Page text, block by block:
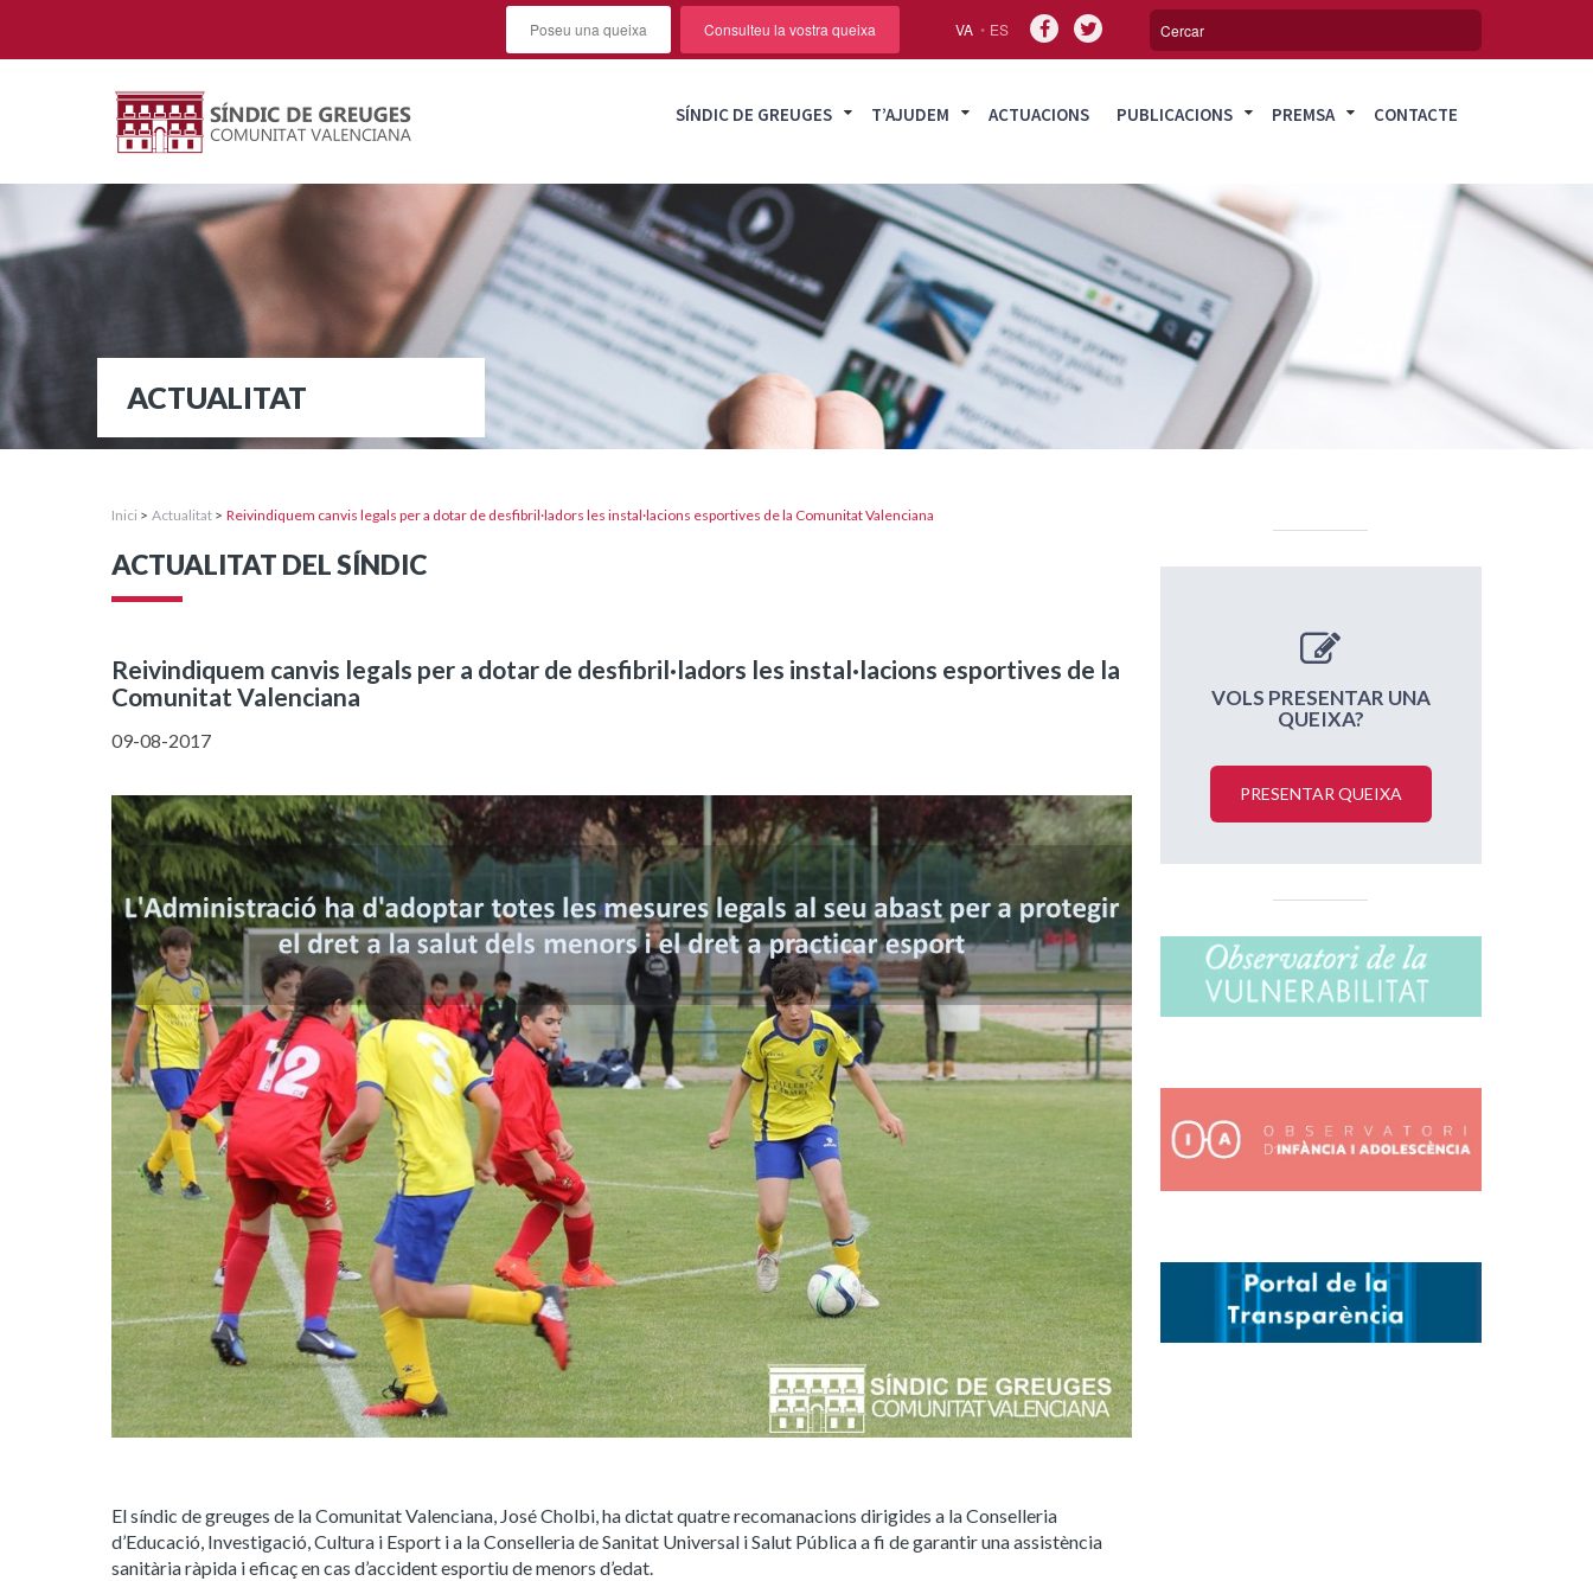
VA ES
Poseu una queixa Consulteu la vostra queixa
SÍNDIC DE GREUGES T’AJUDEM ACTUACIONS PUBLICACIONS PREMSA CONTACTE
ACTUALITAT
Inici > Actualitat> Reivindiquem canvis legals per a dotar de desfibril·ladors les instal·lacions esportives de la Comunitat Valenciana
ACTUALITAT DEL SÍNDIC
Reivindiquem canvis legals per a dotar de desfibril·ladors les instal·lacions esportives de la
Comunitat Valenciana
09-08-2017
El síndic de greuges de la Comunitat Valenciana, José Cholbi, ha dictat quatre recomanacions dirigides a la Conselleria
d’Educació, Investigació, Cultura i Esport i a la Conselleria de Sanitat Universal i Salut Pública a fi de garantir una assistència
sanitària ràpida i eficaç en cas d’accident esportiu de menors d’edat.
VOLS PRESENTAR UNA
QUEIXA?
PRESENTAR QUEIXA